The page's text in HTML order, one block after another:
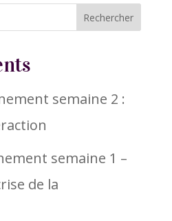
semaine 2 :
semaine 1 –
de la